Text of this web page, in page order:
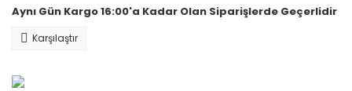
Aynı Gün Kargo 16:00'a Kadar Olan Siparişlerde Geçerlidir
Karşılaştır